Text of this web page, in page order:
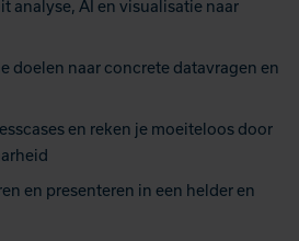
analyse, AI en visualisatie naar
doelen naar concrete datavragen en
en reken je moeiteloos door
en presenteren in een helder en